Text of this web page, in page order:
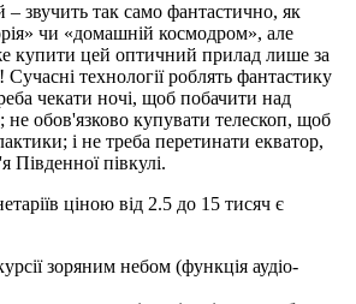
– звучить так само фантастично, як
чи «домашній космодром», але
купити цей оптичний прилад лише за
Сучасні технології роблять фантастику
чекати ночі, щоб побачити над
не обов'язково купувати телескоп, щоб
і не треба перетинати екватор,
Південної півкулі.
ціною від 2.5 до 15 тисяч є
зоряним небом (функція аудіо-